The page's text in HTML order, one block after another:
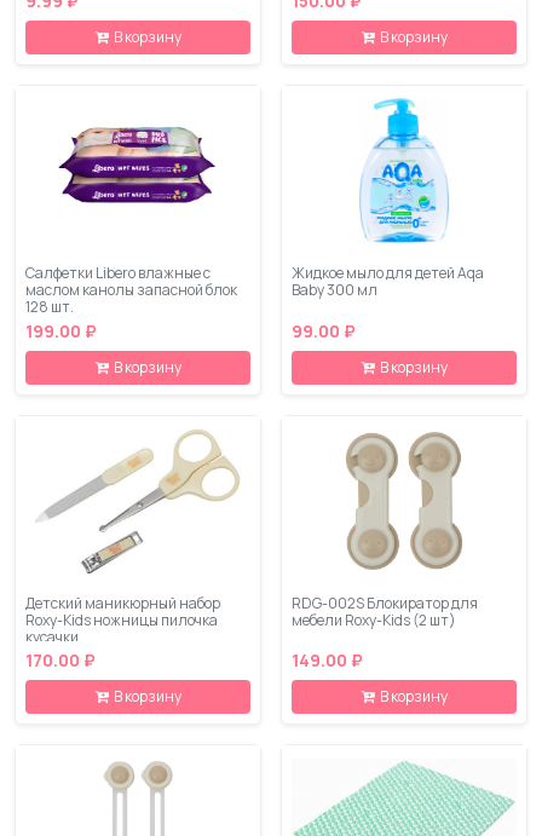
В корзину В корзину
Салфетки Libero влажные с
маслом канолы запасной блок
128 шт.
199.00 ₽
В корзину
Жидкое мыло для детей Aqa
Baby 300 мл
99.00 ₽
В корзину
Детский маникюрный набор
Roxy-Kids ножницы пилочка
кусачки
170.00 ₽
В корзину
RDG-002S Блокиратор для
мебели Roxy-Kids (2 шт)
149.00 ₽
В корзину